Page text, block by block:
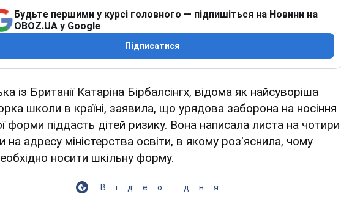
Будьте першими у курсі головного — підпишіться на Новини на
OBOZ.UA у Google
Підписатися
із Британії Катаріна Бірбалсінгх, відома як найсуворіша
школи в країні, заявила, що урядова заборона на носіння
форми піддасть дітей ризику. Вона написала листа на чотири
на адресу міністерства освіти, в якому роз'яснила, чому
носити шкільну форму.
Відео дня